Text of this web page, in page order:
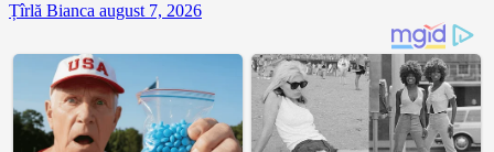
Țîrlă Bianca august 7, 2026